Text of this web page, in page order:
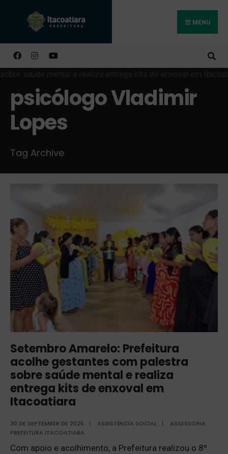
MENU
psicólogo Vladimir
Lopes
Tag Archive
Setembro Amarelo: Prefeitura
acolhe gestantes com palestra
sobre saúde mental e realiza
entrega kits de enxoval em
Itacoatiara
30 DE SEPTEMBER DE 2025 | ASSISTÊNCIA SOCIAL |
ASSESSORIA
PREFEITURA ITACOATIARA
Com apoio e acolhimento, a Prefeitura realizou o 8º
Buscar